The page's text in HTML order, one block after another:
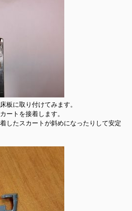
板に取り付けてみます。
ートを接着します。
したスカートが斜めになったりして安定